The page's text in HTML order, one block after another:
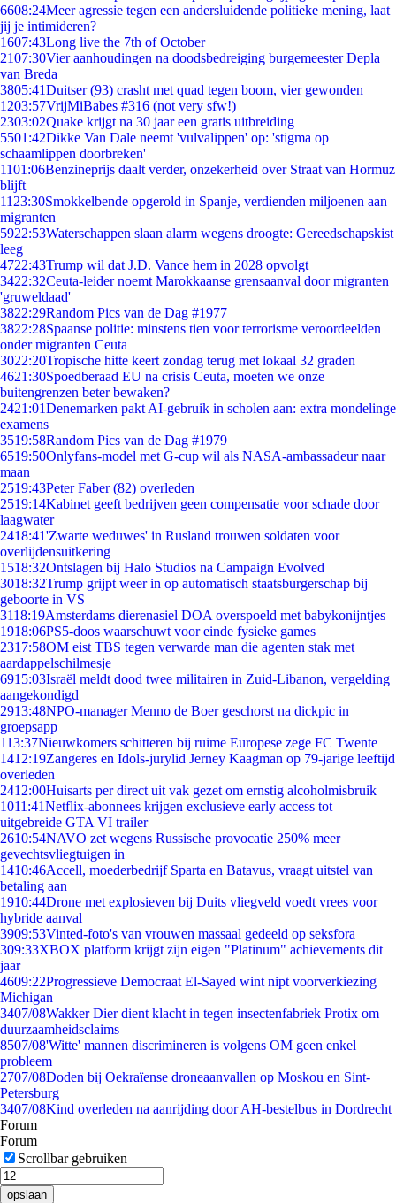
6608:24Meer agressie tegen een andersluidende politieke mening, laat
jij je intimideren?
1607:43Long live the 7th of October
2107:30Vier aanhoudingen na doodsbedreiging burgemeester Depla
van Breda
3805:41Duitser (93) crasht met quad tegen boom, vier gewonden
1203:57VrijMiBabes #316 (not very sfw!)
2303:02Quake krijgt na 30 jaar een gratis uitbreiding
5501:42Dikke Van Dale neemt 'vulvalippen' op: 'stigma op
schaamlippen doorbreken'
1101:06Benzineprijs daalt verder, onzekerheid over Straat van Hormuz
blijft
11 23:30Smokkelbende opgerold in Spanje, verdienden miljoenen aan
migranten
5922:53Waterschappen slaan alarm wegens droogte: Gereedschapskist
leeg
4722:43Trump wil dat J.D. Vance hem in 2028 opvolgt
3422:32Ceuta-leider noemt Marokkaanse grensaanval door migranten
'gruweldaad'
3822:29Random Pics van de Dag #1977
3822:28Spaanse politie: minstens tien voor terrorisme veroordeelden
onder migranten Ceuta
3022:20Tropische hitte keert zondag terug met lokaal 32 graden
4621:30Spoedberaad EU na crisis Ceuta, moeten we onze
buitengrenzen beter bewaken?
2421:01Denemarken pakt AI-gebruik in scholen aan: extra mondelinge
examens
3519:58Random Pics van de Dag #1979
6519:50Onlyfans-model met G-cup wil als NASA-ambassadeur naar
maan
2519:43Peter Faber (82) overleden
2519:14Kabinet geeft bedrijven geen compensatie voor schade door
laagwater
2418:41'Zwarte weduwes' in Rusland trouwen soldaten voor
overlijdensuitkering
1518:32Ontslagen bij Halo Studios na Campaign Evolved
3018:32Trump grijpt weer in op automatisch staatsburgerschap bij
geboorte in VS
3118:19Amsterdams dierenasiel DOA overspoeld met babykonijntjes
1918:06PS5-doos waarschuwt voor einde fysieke games
2317:58OM eist TBS tegen verwarde man die agenten stak met
aardappelschilmesje
6915:03Israël meldt dood twee militairen in Zuid-Libanon, vergelding
aangekondigd
2913:48NPO-manager Menno de Boer geschorst na dickpic in
groepsapp
113:37Nieuwkomers schitteren bij ruime Europese zege FC Twente
1412:19Zangeres en Idols-jurylid Jerney Kaagman op 79-jarige leeftijd
overleden
2412:00Huisarts per direct uit vak gezet om ernstig alcoholmisbruik
1011:41Netflix-abonnees krijgen exclusieve early access tot
uitgebreide GTA VI trailer
2610:54NAVO zet wegens Russische provocatie 250% meer
gevechtsvliegtuigen in
1410:46Accell, moederbedrijf Sparta en Batavus, vraagt uitstel van
betaling aan
1910:44Drone met explosieven bij Duits vliegveld voedt vrees voor
hybride aanval
3909:53Vinted-foto's van vrouwen massaal gedeeld op seksfora
309:33XBOX platform krijgt zijn eigen "Platinum" achievements dit
jaar
4609:22Progressieve Democraat El-Sayed wint nipt voorverkiezing
Michigan
3407/08Wakker Dier dient klacht in tegen insectenfabriek Protix om
duurzaamheidsclaims
8507/08'Witte' mannen discrimineren is volgens OM geen enkel
probleem
2707/08Doden bij Oekraïense droneaanvallen op Moskou en Sint-
Petersburg
3407/08Kind overleden na aanrijding door AH-bestelbus in Dordrecht
Forum
Forum
Scrollbar gebruiken
opslaan